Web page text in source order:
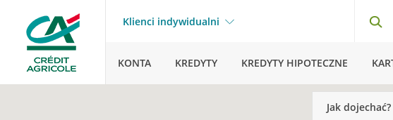
Klienci indywidualni
KONTA KREDYTY KREDYTY HIPOTECZNE
Jak dojechać?